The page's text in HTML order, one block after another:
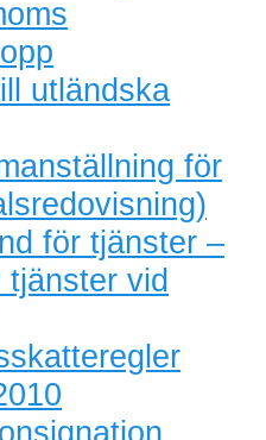
utländska
för
för tjänster –
tjänster vid